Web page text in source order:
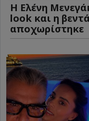
Η Ελένη
look και η
αποχωρίστηκε